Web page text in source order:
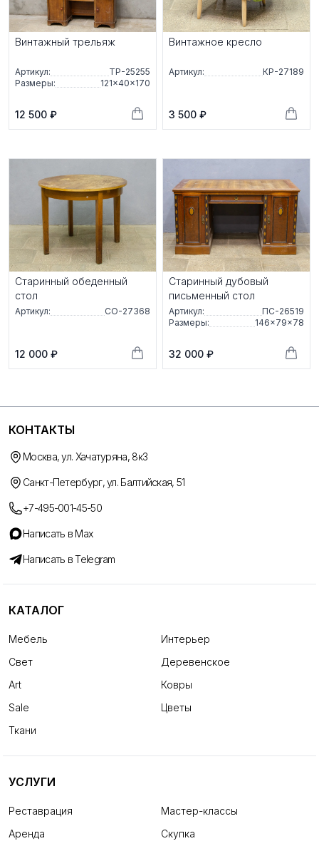
Винтажный трельяж
Артикул:
ТР-25255
Размеры:
121×40×170
12 500 ₽
Винтажное кресло
Артикул: КР-27189
3 500 ₽
Старинный обеденный
стол
Артикул: СО-27368
12 000 ₽
Старинный дубовый
письменный стол
Артикул:
ПС-26519
Размеры:
146×79×78
32 000 ₽
КОНТАКТЫ
Москва, ул. Хачатуряна, 8к3
Санкт-Петербург, ул. Балтийская, 51
+7-495-001-45-50
Написать в Max
Написать в Telegram
КАТАЛОГ
Мебель
Интерьер
Свет
Деревенское
Art
Ковры
Sale
Цветы
Ткани
УСЛУГИ
Реставрация
Мастер-классы
Аренда
Скупка